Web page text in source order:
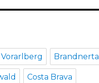
Brandnertal
Costa Brava